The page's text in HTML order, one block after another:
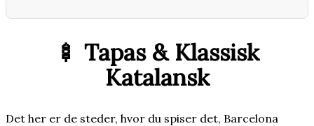
🍢 Tapas & Klassisk
Katalansk
Det her er de steder, hvor du spiser det, Barcelona